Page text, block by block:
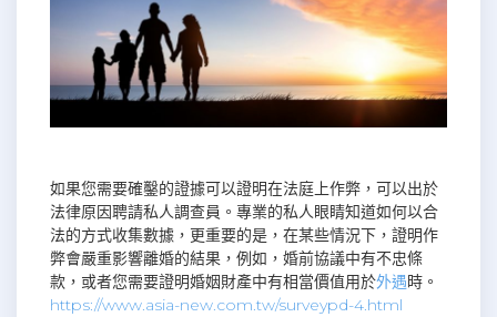
如果您需要確鑿的證據可以證明在法庭上作弊，可以出於
法律原因聘請私人調查員。專業的私人眼睛知道如何以合
法的方式收集數據，更重要的是，在某些情況下，證明作
弊會嚴重影響離婚的結果，例如，婚前協議中有不忠條
款，或者您需要證明婚姻財產中有相當價值用於外遇時。
https://www.asia-new.com.tw/surveypd-4.html